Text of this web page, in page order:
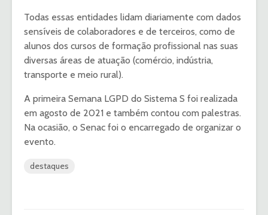
Todas essas entidades lidam diariamente com dados
sensíveis de colaboradores e de terceiros, como de
alunos dos cursos de formação profissional nas suas
diversas áreas de atuação (comércio, indústria,
transporte e meio rural).
A primeira Semana LGPD do Sistema S foi realizada
em agosto de 2021 e também contou com palestras.
Na ocasião, o Senac foi o encarregado de organizar o
evento.
destaques